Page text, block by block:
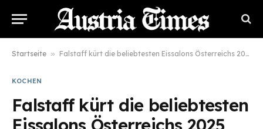
Startseite » Falstaff kürt die beliebtesten Eissalons Österreichs 2025
KOCHEN
Falstaff kürt die beliebtesten